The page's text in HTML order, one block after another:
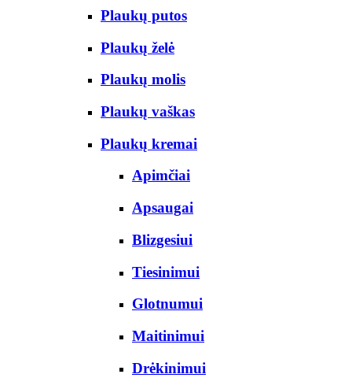
Plaukų putos
Plaukų želė
Plaukų molis
Plaukų vaškas
Plaukų kremai
Apimčiai
Apsaugai
Blizgesiui
Tiesinimui
Glotnumui
Maitinimui
Drėkinimui